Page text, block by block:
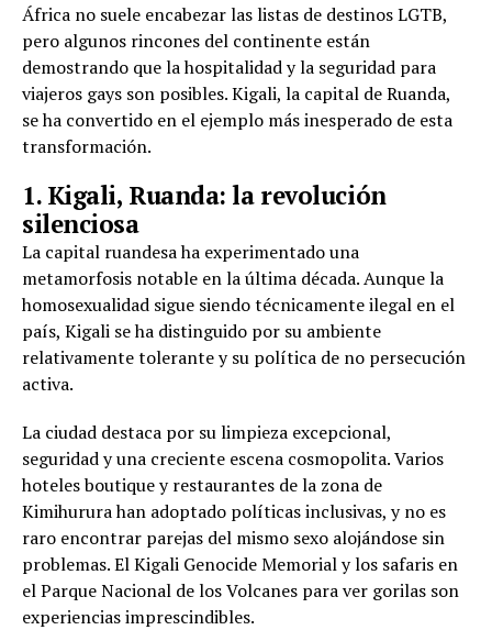
África no suele encabezar las listas de destinos LGTB,
pero algunos rincones del continente están
demostrando que la hospitalidad y la seguridad para
viajeros gays son posibles. Kigali, la capital de Ruanda,
se ha convertido en el ejemplo más inesperado de esta
transformación.
1. Kigali, Ruanda: la revolución
silenciosa
La capital ruandesa ha experimentado una
metamorfosis notable en la última década. Aunque la
homosexualidad sigue siendo técnicamente ilegal en el
país, Kigali se ha distinguido por su ambiente
relativamente tolerante y su política de no persecución
activa.
La ciudad destaca por su limpieza excepcional,
seguridad y una creciente escena cosmopolita. Varios
hoteles boutique y restaurantes de la zona de
Kimihurura han adoptado políticas inclusivas, y no es
raro encontrar parejas del mismo sexo alojándose sin
problemas. El Kigali Genocide Memorial y los safaris en
el Parque Nacional de los Volcanes para ver gorilas son
experiencias imprescindibles.